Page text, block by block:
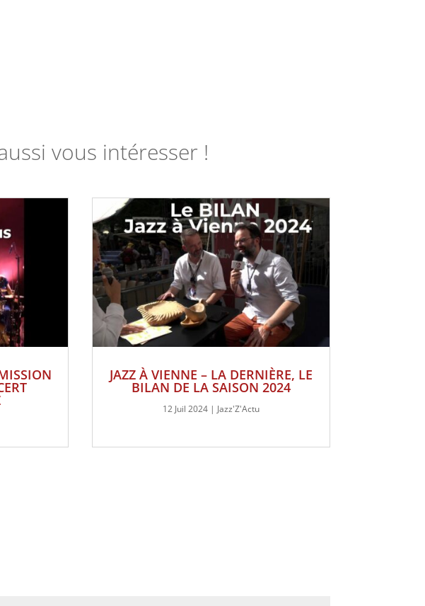
vous intéresser !
JAZZ À VIENNE – LA DERNIÈRE, LE
BILAN DE LA SAISON 2024
12 Juil 2024| Jazz'Z'Actu